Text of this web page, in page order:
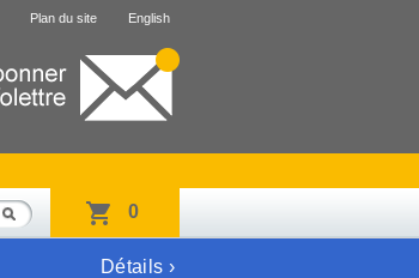
Plan du site English
0
Détails ›